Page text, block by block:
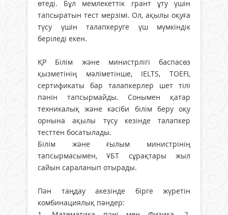
өтеді. Бұл мемлекеттік грант ұту үшін
тапсыратын тест мерзімі. Ол, ақылы оқуға
түсу үшін талапкеруге үш мүмкіндік
беріледі екен.
ҚР Білім және министрлігі баспасөз
қызметінің мәліметінше, IELTS, TOEFL
сертификаты бар талапкерлер шет тілі
пәнін тапсырмайды. Сонымен қатар
техникалық және кәсіби білім беру оқу
орнына ақылы түсу кезінде талапкер
тесттен босатылады.
Білім және ғылым министрінің
тапсырмасымен, ҰБТ сұрақтары жыл
сайын сараланып отырады.
Пән таңдау акезінде бірге жүретін
комбинациялық пәндер: